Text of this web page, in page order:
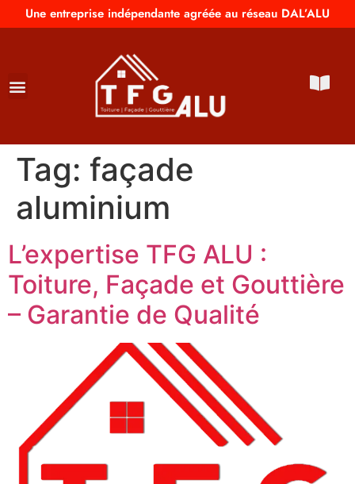
Une entreprise indépendante agréée au réseau DAL’ALU
Tag: façade
aluminium
L’expertise TFG ALU :
Toiture, Façade et Gouttière
– Garantie de Qualité